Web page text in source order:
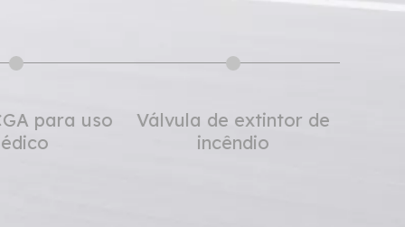
GNG
Válvula CGA para uso
médico